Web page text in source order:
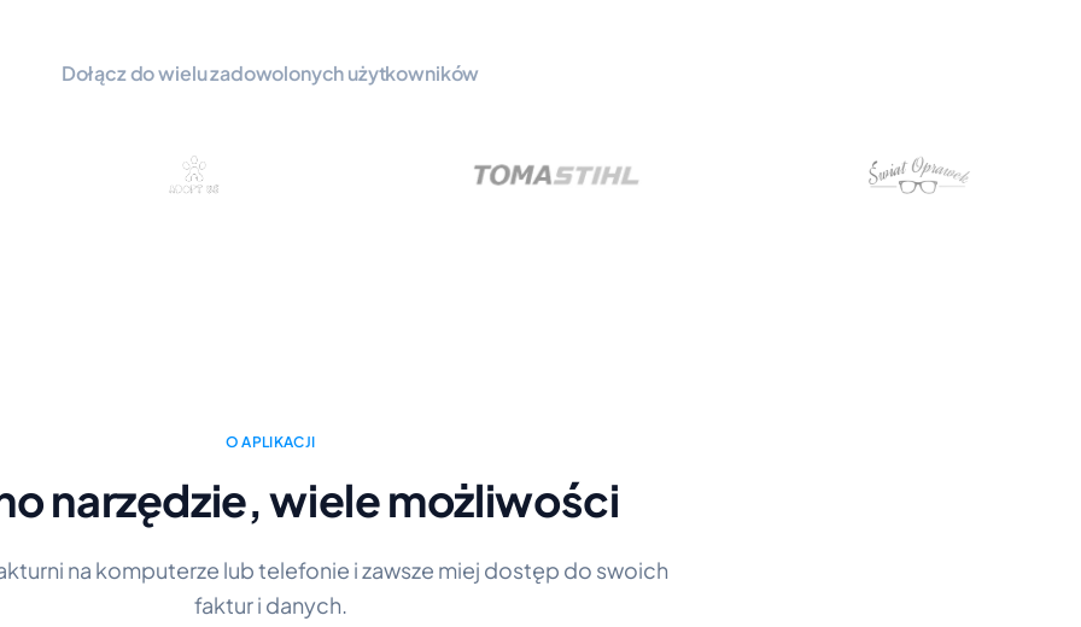
Dołącz do wielu zadowolonych użytkowników
O APLIKACJI
narzędzie, wiele możliwości
na komputerze lub telefonie i zawsze miej dostęp do swoich
faktur i danych.